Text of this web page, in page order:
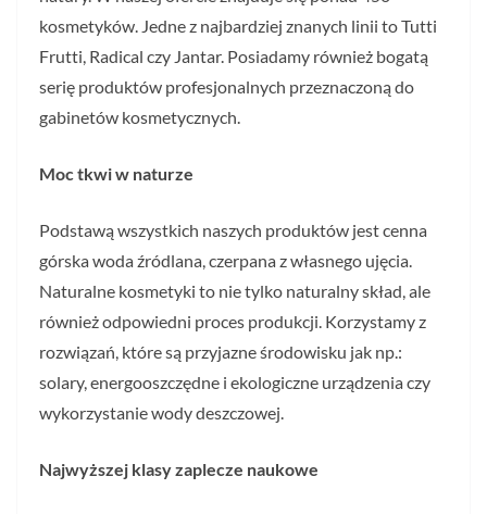
kosmetyków. Jedne z najbardziej znanych linii to Tutti
Frutti, Radical czy Jantar. Posiadamy również bogatą
serię produktów profesjonalnych przeznaczoną do
gabinetów kosmetycznych.
Moc tkwi w naturze
Podstawą wszystkich naszych produktów jest cenna
górska woda źródlana, czerpana z własnego ujęcia.
Naturalne kosmetyki to nie tylko naturalny skład, ale
również odpowiedni proces produkcji. Korzystamy z
rozwiązań, które są przyjazne środowisku jak np.:
solary, energooszczędne i ekologiczne urządzenia czy
wykorzystanie wody deszczowej.
Najwyższej klasy zaplecze naukowe